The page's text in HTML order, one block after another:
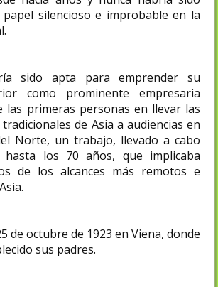
silencioso e improbable en la
sido apta para emprender su
como prominente empresaria
las primeras personas en llevar las
de Asia a audiencias en
Norte, un trabajo, llevado a cabo
hasta los 70 años, que implicaba
de los alcances más remotos e
de octubre de 1923 en Viena, donde
sus padres.